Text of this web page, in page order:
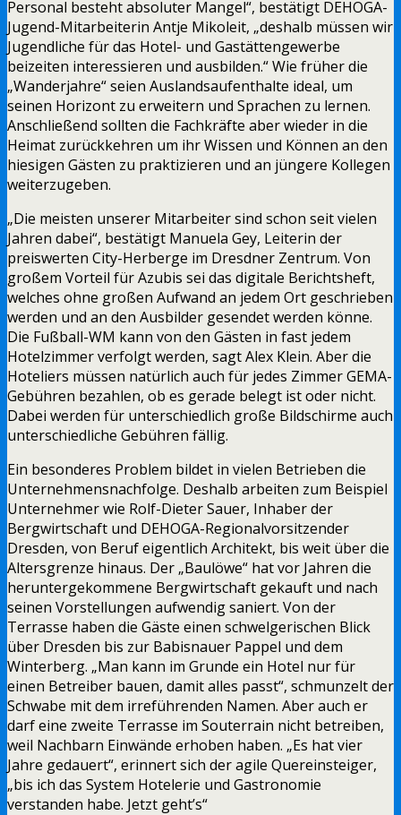
Personal besteht absoluter Mangel“, bestätigt DEHOGA-
Jugend-Mitarbeiterin Antje Mikoleit, „deshalb müssen wir
Jugendliche für das Hotel- und Gastättengewerbe
beizeiten interessieren und ausbilden.“ Wie früher die
„Wanderjahre“ seien Auslandsaufenthalte ideal, um
seinen Horizont zu erweitern und Sprachen zu lernen.
Anschließend sollten die Fachkräfte aber wieder in die
Heimat zurückkehren um ihr Wissen und Können an den
hiesigen Gästen zu praktizieren und an jüngere Kollegen
weiterzugeben.
„Die meisten unserer Mitarbeiter sind schon seit vielen
Jahren dabei“, bestätigt Manuela Gey, Leiterin der
preiswerten City-Herberge im Dresdner Zentrum. Von
großem Vorteil für Azubis sei das digitale Berichtsheft,
welches ohne großen Aufwand an jedem Ort geschrieben
werden und an den Ausbilder gesendet werden könne.
Die Fußball-WM kann von den Gästen in fast jedem
Hotelzimmer verfolgt werden, sagt Alex Klein. Aber die
Hoteliers müssen natürlich auch für jedes Zimmer GEMA-
Gebühren bezahlen, ob es gerade belegt ist oder nicht.
Dabei werden für unterschiedlich große Bildschirme auch
unterschiedliche Gebühren fällig.
Ein besonderes Problem bildet in vielen Betrieben die
Unternehmensnachfolge. Deshalb arbeiten zum Beispiel
Unternehmer wie Rolf-Dieter Sauer, Inhaber der
Bergwirtschaft und DEHOGA-Regionalvorsitzender
Dresden, von Beruf eigentlich Architekt, bis weit über die
Altersgrenze hinaus. Der „Baulöwe“ hat vor Jahren die
heruntergekommene Bergwirtschaft gekauft und nach
seinen Vorstellungen aufwendig saniert. Von der
Terrasse haben die Gäste einen schwelgerischen Blick
über Dresden bis zur Babisnauer Pappel und dem
Winterberg. „Man kann im Grunde ein Hotel nur für
einen Betreiber bauen, damit alles passt“, schmunzelt der
Schwabe mit dem irreführenden Namen. Aber auch er
darf eine zweite Terrasse im Souterrain nicht betreiben,
weil Nachbarn Einwände erhoben haben. „Es hat vier
Jahre gedauert“, erinnert sich der agile Quereinsteiger,
„bis ich das System Hotelerie und Gastronomie
verstanden habe. Jetzt geht’s“